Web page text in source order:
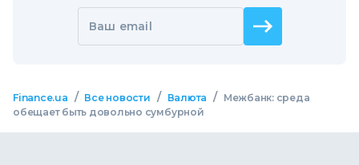
Ваш email
Finance.ua / Все новости / Валюта /
Межбанк: среда
обещает быть довольно сумбурной